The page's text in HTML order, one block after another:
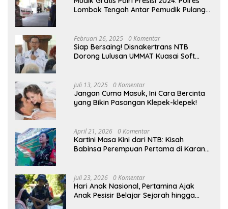
Lombok Tengah Antar Pemudik Pulang
Februari 26, 2025 0 Komentar
Siap Bersaing! Disnakertrans NTB
Dorong Lulusan UMMAT Kuasai Soft
Juli 13, 2025 0 Komentar
Jangan Cuma Masuk, Ini Cara Bercinta
yang Bikin Pasangan Klepek-klepek!
April 21, 2026 0 Komentar
Kartini Masa Kini dari NTB: Kisah
Babinsa Perempuan Pertama di Karang
Juli 23, 2026 0 Komentar
Hari Anak Nasional, Pertamina Ajak
Anak Pesisir Belajar Sejarah hingga